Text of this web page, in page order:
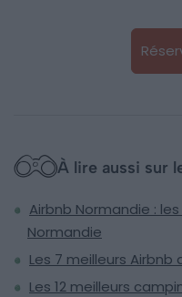
À lire aussi sur
Airbnb Normandie :
Normandie
Les 7 meilleurs
Les 12 meilleurs